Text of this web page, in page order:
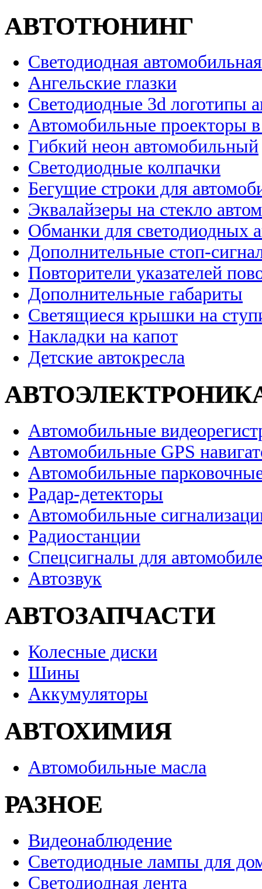
АВТОТЮНИНГ
Светодиодная
Ангельские глазки
Светодиодные 3d логотипы
Автомобильные проекторы
Гибкий неон автомобильный
Светодиодные колпачки
Бегущие строки для
Эквалайзеры на стекло
Обманки для светодиодных
Дополнительные стоп-
Повторители указателей
Дополнительные габариты
Светящиеся крышки на
Накладки на капот
Детские автокресла
Автомобильные
Автомобильные GPS
Автомобильные
Радар-детекторы
Автомобильные
Радиостанции
Спецсигналы для
Автозвук
АВТОЗАПЧАСТИ
Колесные диски
Шины
Аккумуляторы
АВТОХИМИЯ
Автомобильные масла
РАЗНОЕ
Видеонаблюдение
Светодиодные лампы для
Светодиодная лента